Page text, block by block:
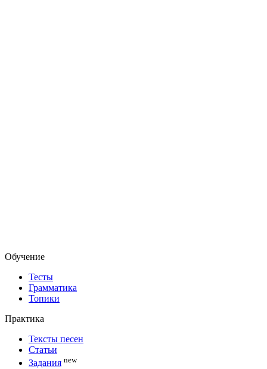
Обучение
Тесты
Грамматика
Топики
Практика
Тексты песен
Статьи
Задания new